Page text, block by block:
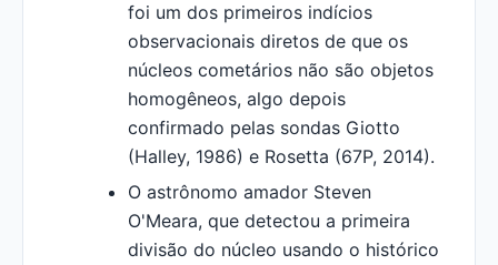
foi um dos primeiros indícios
observacionais diretos de que os
núcleos cometários não são objetos
homogêneos, algo depois
confirmado pelas sondas Giotto
(Halley, 1986) e Rosetta (67P, 2014).
O astrônomo amador Steven
O'Meara, que detectou a primeira
divisão do núcleo usando o histórico